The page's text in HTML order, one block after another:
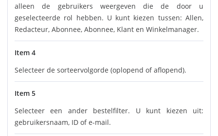
alleen de gebruikers weergeven die de door u
geselecteerde rol hebben. U kunt kiezen tussen: Allen,
Redacteur, Abonnee, Abonnee, Klant en Winkelmanager.
Item 4
Selecteer de sorteervolgorde (oplopend of aflopend).
Item 5
Selecteer een ander bestelfilter. U kunt kiezen uit:
gebruikersnaam, ID of e-mail.